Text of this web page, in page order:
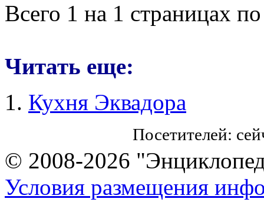
Всего 1 на 1 страницах
Читать еще:
Кухня Эквадора
Посетителей:
© 2008-2026
Условия размещения